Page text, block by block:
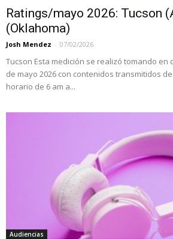
Ratings/mayo 2026: Tucson
(Oklahoma)
Josh Mendez - 07/02/2026
Tucson Esta medición se realizó tomando en
de mayo 2026 con contenidos transmitidos
horario de 6 am a...
Audiencias